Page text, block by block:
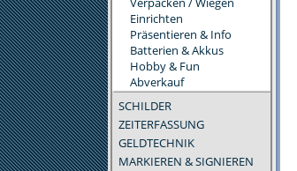
Einrichten
Präsentieren & Info
Batterien & Akkus
Hobby & Fun
Abverkauf
SCHILDER
ZEITERFASSUNG
GELDTECHNIK
MARKIEREN & SIGNIEREN